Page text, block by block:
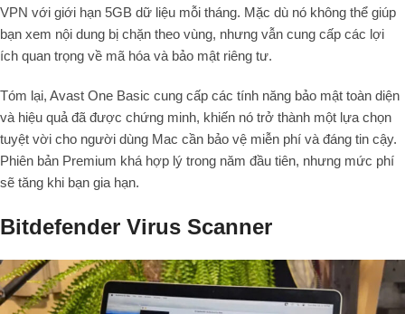
VPN với giới hạn 5GB dữ liệu mỗi tháng. Mặc dù nó không thể giúp
bạn xem nội dung bị chặn theo vùng, nhưng vẫn cung cấp các lợi
ích quan trọng về mã hóa và bảo mật riêng tư.
Tóm lại, Avast One Basic cung cấp các tính năng bảo mật toàn diện
và hiệu quả đã được chứng minh, khiến nó trở thành một lựa chọn
tuyệt vời cho người dùng Mac cần bảo vệ miễn phí và đáng tin cậy.
Phiên bản Premium khá hợp lý trong năm đầu tiên, nhưng mức phí
sẽ tăng khi bạn gia hạn.
Bitdefender Virus Scanner